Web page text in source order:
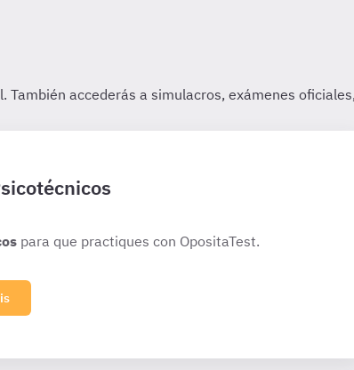
para que practiques con OpositaTest.